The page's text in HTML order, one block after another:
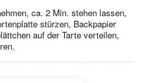
ca. 2 Min. stehen lassen,
stürzen, Backpapier
auf der Tarte verteilen,